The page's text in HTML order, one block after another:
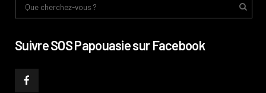
Suivre SOS Papouasie sur Facebook